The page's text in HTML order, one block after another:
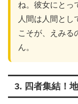
ね。彼女にとっ
人間は人間とし
こそが、えみる
ん。
3. 四者集結！